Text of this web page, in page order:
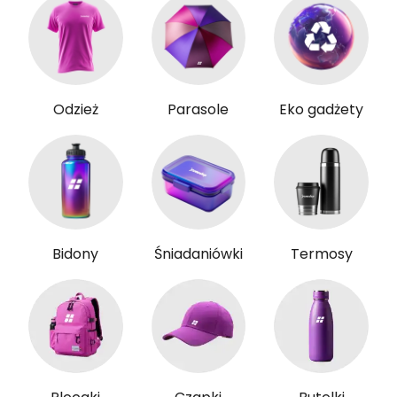
Odzież Parasole Eko gadżety
Bidony Śniadaniówki Termosy